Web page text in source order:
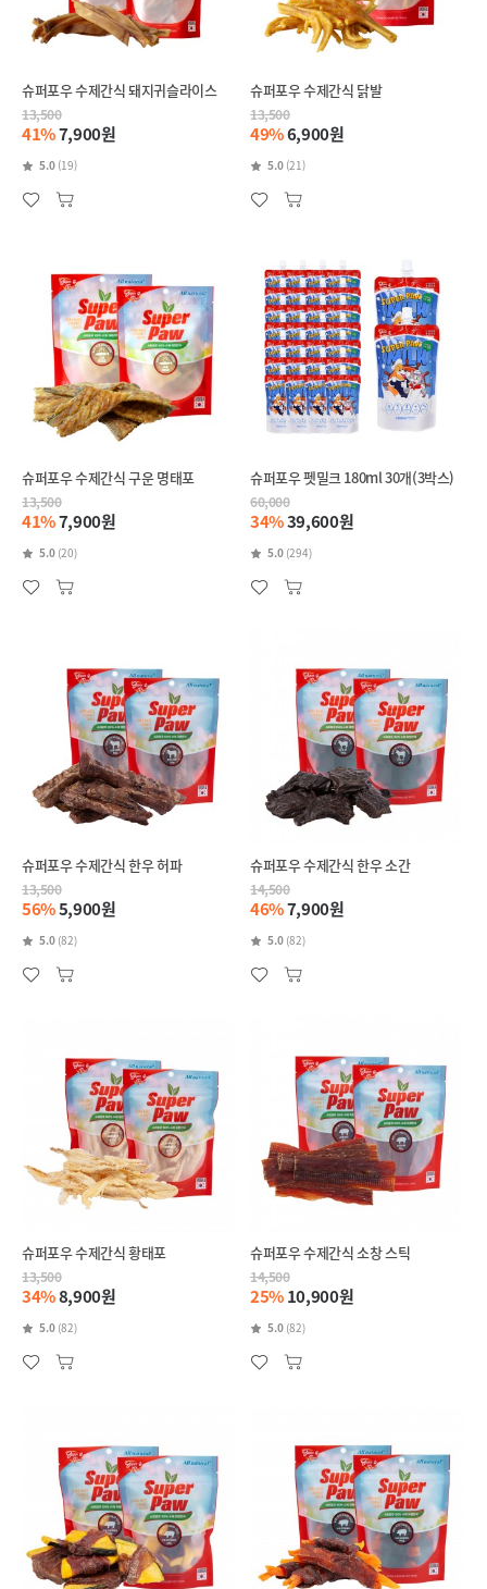
슈퍼포우 수제간식 돼지귀슬라이스
13,500
41%7,900원
5.0 (19)
슈퍼포우 수제간식 닭발
13,500
49%6,900원
5.0 (21)
슈퍼포우 수제간식 구운 명태포
13,500
41%7,900원
5.0 (20)
슈퍼포우 펫밀크 180ml 30개(3박스)
60,000
34%39,600원
5.0 (294)
슈퍼포우 수제간식 한우 허파
13,500
56%5,900원
5.0 (82)
슈퍼포우 수제간식 한우 소간
14,500
46%7,900원
5.0 (82)
슈퍼포우 수제간식 황태포
13,500
34%8,900원
5.0 (82)
슈퍼포우 수제간식 소창 스틱
14,500
25%10,900원
5.0 (82)